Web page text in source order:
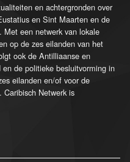
en achtergronden over
en Sint Maarten en de
Met een netwerk van lokale
op de zes eilanden van het
ook de Antilliaanse en
de politieke besluitvorming in
eilanden en/of voor de
Caribisch Netwerk is